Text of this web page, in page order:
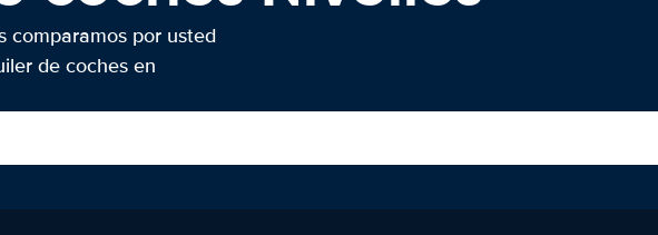
comparamos por usted
de coches en